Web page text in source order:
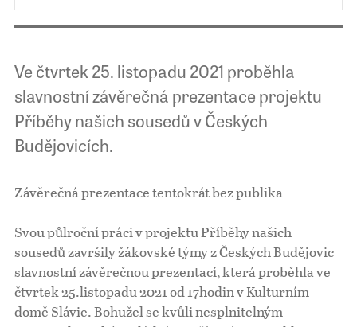
Ve čtvrtek 25. listopadu 2021 proběhla
slavnostní závěrečná prezentace projektu
Příběhy našich sousedů v Českých
Budějovicích.
Závěrečná prezentace tentokrát bez publika
Svou půlroční práci v projektu Příběhy našich
sousedů završily žákovské týmy z Českých Budějovic
slavnostní závěrečnou prezentací, která proběhla ve
čtvrtek 25.listopadu 2021 od 17hodin v Kulturním
domě Slávie. Bohužel se kvůli nesplnitelným